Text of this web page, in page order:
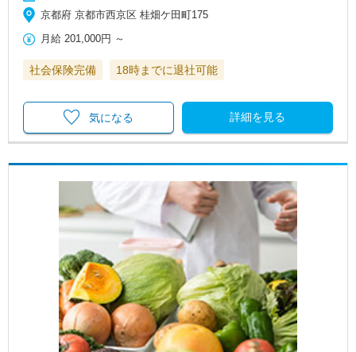
京都府 京都市西京区 桂畑ケ田町175
月給 201,000円 ～
社会保険完備 18時までに退社可能
詳細を見る
気になる